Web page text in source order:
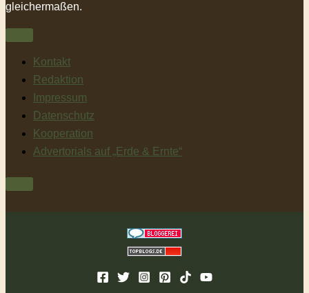
gleichermaßen.
Kontakt
Redaktion
Impressum
Datenschutz
Kooperation
Advertorials auf „Erde & Ernte“